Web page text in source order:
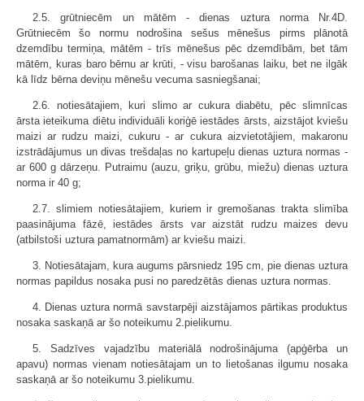
2.5. grūtniecēm un mātēm - dienas uztura norma Nr.4D.
Grūtniecēm šo normu nodrošina sešus mēnešus pirms plānotā
dzemdību termiņa, mātēm - trīs mēnešus pēc dzemdībām, bet tām
mātēm, kuras baro bērnu ar krūti, - visu barošanas laiku, bet ne ilgāk
kā līdz bērna deviņu mēnešu vecuma sasniegšanai;
2.6. notiesātajiem, kuri slimo ar cukura diabētu, pēc slimnīcas
ārsta ieteikuma diētu individuāli koriģē iestādes ārsts, aizstājot kviešu
maizi ar rudzu maizi, cukuru - ar cukura aizvietotājiem, makaronu
izstrādājumus un divas trešdaļas no kartupeļu dienas uztura normas -
ar 600 g dārzeņu. Putraimu (auzu, griķu, grūbu, miežu) dienas uztura
norma ir 40 g;
2.7. slimiem notiesātajiem, kuriem ir gremošanas trakta slimība
paasinājuma fāzē, iestādes ārsts var aizstāt rudzu maizes devu
(atbilstoši uztura pamatnormām) ar kviešu maizi.
3. Notiesātajam, kura augums pārsniedz 195 cm, pie dienas uztura
normas papildus nosaka pusi no paredzētās dienas uztura normas.
4. Dienas uztura normā savstarpēji aizstājamos pārtikas produktus
nosaka saskaņā ar šo noteikumu 2.pielikumu.
5. Sadzīves vajadzību materiālā nodrošinājuma (apģērba un
apavu) normas vienam notiesātajam un to lietošanas ilgumu nosaka
saskaņā ar šo noteikumu 3.pielikumu.